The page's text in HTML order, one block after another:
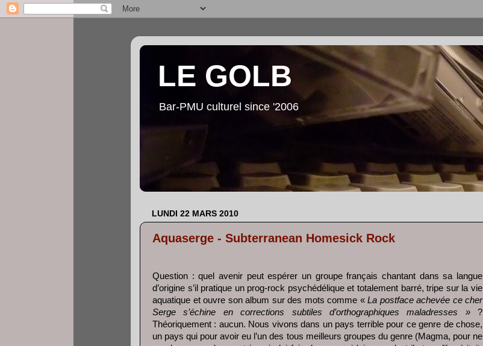
LE GOLB
Bar-PMU culturel since '2006
LUNDI 22 MARS 2010
Aquaserge - Subterranean Homesick Rock
Question : quel avenir peut espérer un groupe français chantant dans sa langue
d’origine s’il pratique un prog-rock psychédélique et totalement barré, tripe sur la vie
aquatique et ouvre son album sur des mots comme «La postface achevée ce cher
Serge s’échine en corrections subtiles d’orthographiques maladresses »?
Théoriquement : aucun. Nous vivons dans un pays terrible pour ce genre de chose,
un pays qui pour avoir eu l’un des tous meilleurs groupes du genre (Magma, pour ne